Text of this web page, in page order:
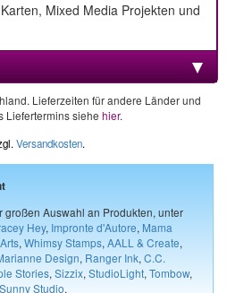
Mixed Media Projekten und
Lieferzeiten für andere Länder und
Liefertermins siehe hier.
Versandkosten.
Auswahl an Produkten, unter
Hey, Impronte d'Autore, Mama
, Whimsy Stamps, AALL & Create,
Design, Ranger Ink, C.C.
Stories, Sizzix, StudioLight, Tombow,
Sunny Studio.